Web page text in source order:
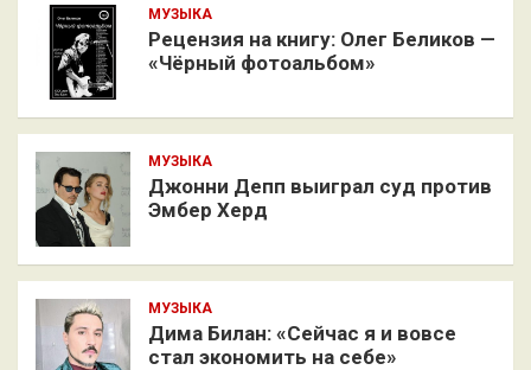
МУЗЫКА
Рецензия на книгу: Олег Беликов —
«Чёрный фотоальбом»
МУЗЫКА
Джонни Депп выиграл суд против
Эмбер Херд
МУЗЫКА
Дима Билан: «Сейчас я и вовсе
стал экономить на себе»